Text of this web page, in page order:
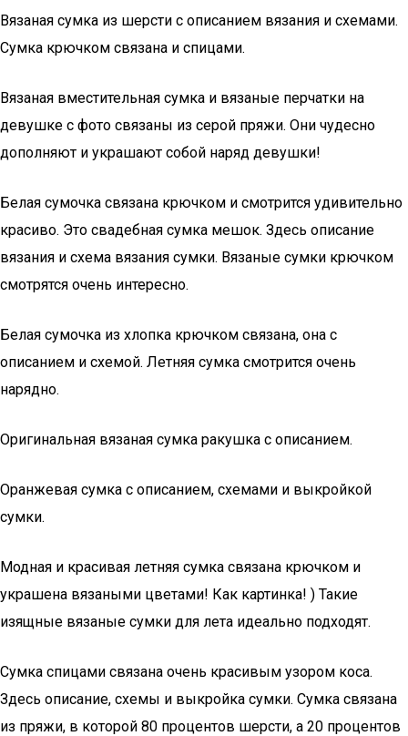
Вязаная сумка из шерсти с описанием вязания и схемами.
Сумка крючком связана и спицами.
Вязаная вместительная сумка и вязаные перчатки на
девушке с фото связаны из серой пряжи. Они чудесно
дополняют и украшают собой наряд девушки!
Белая сумочка связана крючком и смотрится удивительно
красиво. Это свадебная сумка мешок. Здесь описание
вязания и схема вязания сумки. Вязаные сумки крючком
смотрятся очень интересно.
Белая сумочка из хлопка крючком связана, она с
описанием и схемой. Летняя сумка смотрится очень
нарядно.
Оригинальная вязаная сумка ракушка с описанием.
Оранжевая сумка с описанием, схемами и выкройкой
сумки.
Модная и красивая летняя сумка связана крючком и
украшена вязаными цветами! Как картинка! ) Такие
изящные вязаные сумки для лета идеально подходят.
Сумка спицами связана очень красивым узором коса.
Здесь описание, схемы и выкройка сумки. Сумка связана
из пряжи, в которой 80 процентов шерсти, а 20 процентов